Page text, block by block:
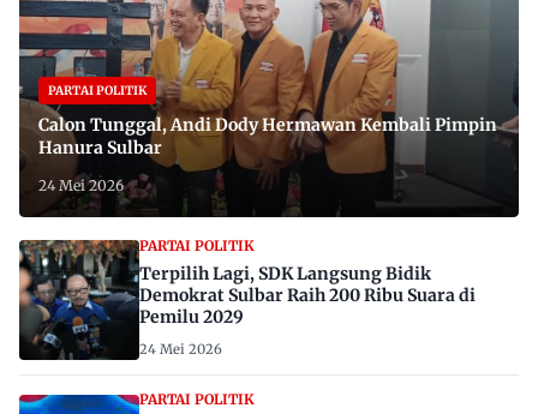
PARTAI POLITIK
Calon Tunggal, Andi Dody Hermawan Kembali Pimpin
Hanura Sulbar
24 Mei 2026
PARTAI POLITIK
Terpilih Lagi, SDK Langsung Bidik
Demokrat Sulbar Raih 200 Ribu Suara di
Pemilu 2029
24 Mei 2026
PARTAI POLITIK